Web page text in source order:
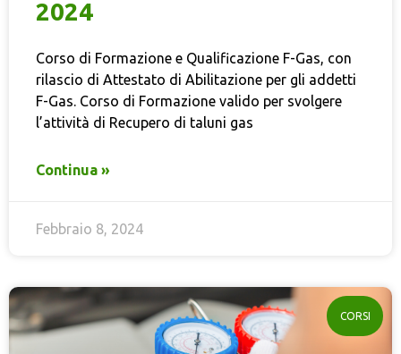
2024
Corso di Formazione e Qualificazione F-Gas, con
rilascio di Attestato di Abilitazione per gli addetti
F-Gas. Corso di Formazione valido per svolgere
l’attività di Recupero di taluni gas
Continua »
Febbraio 8, 2024
CORSI